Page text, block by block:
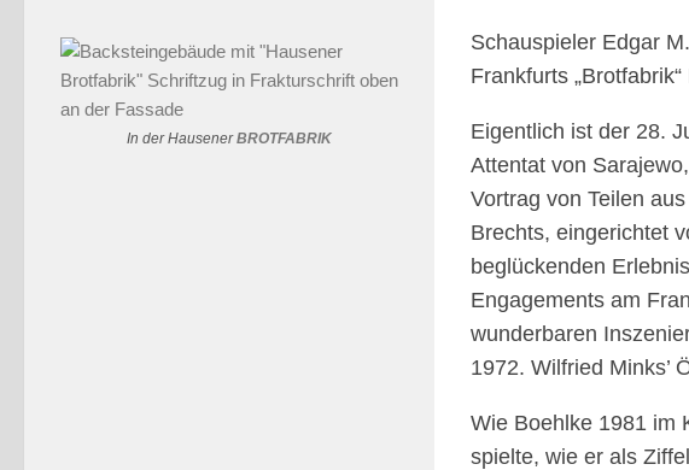
Schauspieler Edgar
Frankfurts
Eigentlich ist der 28.
Attentat von
Vortrag von Teilen
Brechts, eingerichtet
beglückenden
Engagements am
wunderbaren
1972. Wilfried Minks’
Wie Boehlke 1981 im
spielte, wie er als
In der HausenerBROTFABRIK